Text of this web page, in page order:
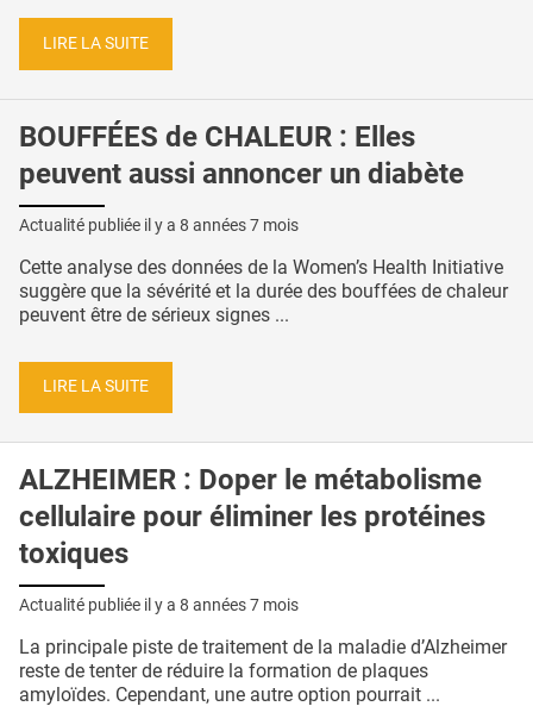
LIRE LA SUITE
BOUFFÉES de CHALEUR : Elles
peuvent aussi annoncer un diabète
Actualité publiée il y a 8 années 7 mois
Cette analyse des données de la Women’s Health Initiative
suggère que la sévérité et la durée des bouffées de chaleur
peuvent être de sérieux signes ...
LIRE LA SUITE
ALZHEIMER : Doper le métabolisme
cellulaire pour éliminer les protéines
toxiques
Actualité publiée il y a 8 années 7 mois
La principale piste de traitement de la maladie d’Alzheimer
reste de tenter de réduire la formation de plaques
amyloïdes. Cependant, une autre option pourrait ...